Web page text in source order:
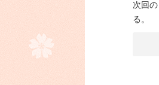
次回
る。